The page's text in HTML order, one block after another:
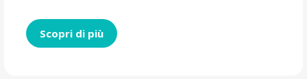
Scopri di più